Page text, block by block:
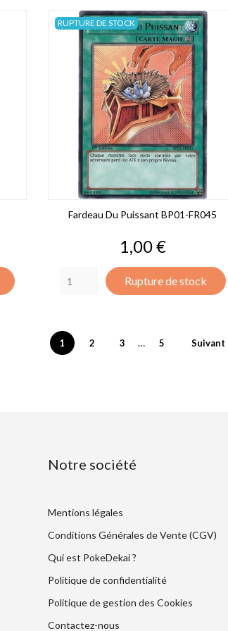
Fardeau Du Puissant BP01-FR045
Prix
1,00 €
Rupture de stock
RUPTURE DE STOCK
1 2 3 … 5 Suivant
Notre société
Mentions légales
Conditions Générales de Vente (CGV)
Qui est PokeDekai ?
Politique de confidentialité
Politique de gestion des Cookies
Contactez-nous